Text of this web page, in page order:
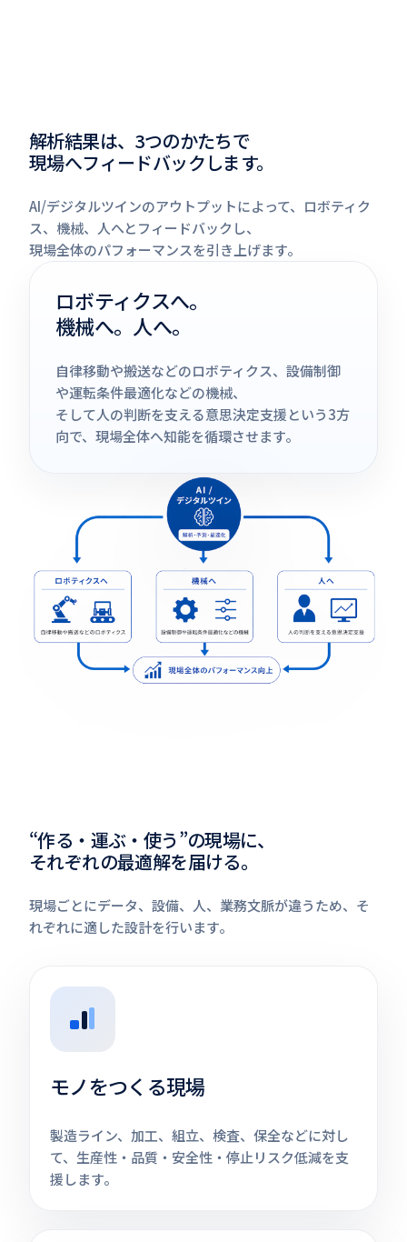
解析結果は、3つのかたちで
現場へフィードバックします。
AI/デジタルツインのアウトプットによって、ロボティク
ス、機械、人へとフィードバックし、
現場全体のパフォーマンスを引き上げます。
ロボティクスへ。
機械へ。人へ。
自律移動や搬送などのロボティクス、設備制御
や運転条件最適化などの機械、
そして人の判断を支える意思決定支援という3方
向で、現場全体へ知能を循環させます。
“作る・運ぶ・使う”の現場に、
それぞれの最適解を届ける。
現場ごとにデータ、設備、人、業務文脈が違うため、そ
れぞれに適した設計を行います。​
モノをつくる現場
製造ライン、加工、組立、検査、保全などに対し
て、生産性・品質・安全性・停止リスク低減を支
援します。